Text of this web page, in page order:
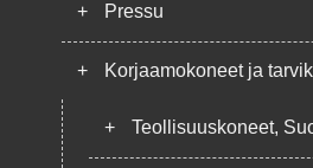
+ Pressu
+ Korjaamokoneet ja
+ Teollisuuskoneet,